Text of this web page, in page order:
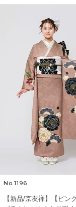
No.1196
【新品/京友禅】【ピン